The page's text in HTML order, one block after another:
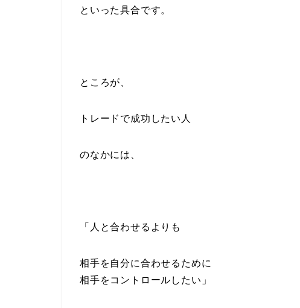
といった具合です。
ところが、
トレードで成功したい人
のなかには、
「人と合わせるよりも
相手を自分に合わせるために
相手をコントロールしたい」